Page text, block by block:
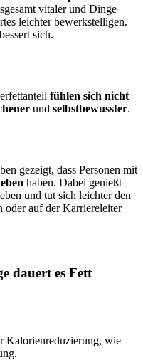
vitaler und Dinge
leichter bewerkstelligen.
sich.
fühlen sich nicht
und selbstbewusster.
gezeigt, dass Personen mit
haben. Dabei genießt
und tut sich leichter den
oder auf der Karriereleiter
dauert es Fett
Kalorienreduzierung, wie